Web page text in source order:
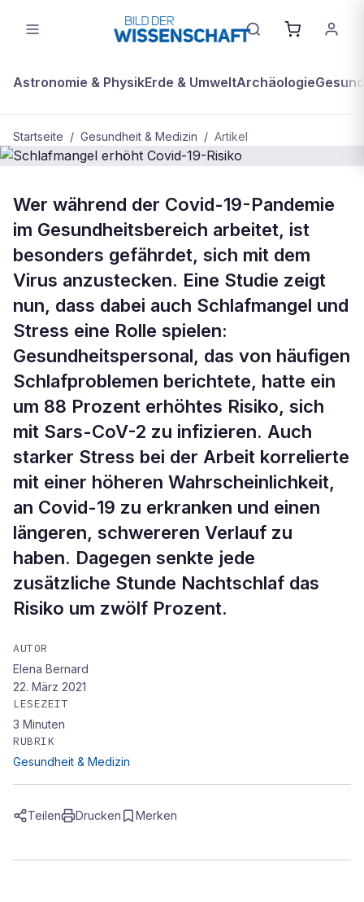
Astronomie & PhysikErde & UmweltArchäologie
Startseite / Gesundheit & Medizin / Artikel
Schlafmangel erhöht Covid-19-
Risiko
Wer während der Covid-19-Pandemie
im Gesundheitsbereich arbeitet, ist
besonders gefährdet, sich mit dem
Virus anzustecken. Eine Studie zeigt
nun, dass dabei auch Schlafmangel und
Stress eine Rolle spielen:
Gesundheitspersonal, das von häufigen
Schlafproblemen berichtete, hatte ein
um 88 Prozent erhöhtes Risiko, sich
mit Sars-CoV-2 zu infizieren. Auch
starker Stress bei der Arbeit korrelierte
mit einer höheren Wahrscheinlichkeit,
an Covid-19 zu erkranken und einen
längeren, schwereren Verlauf zu
haben. Dagegen senkte jede
zusätzliche Stunde Nachtschlaf das
Risiko um zwölf Prozent.
AUTOR
Elena Bernard
22. März 2021
LESEZEIT
3 Minuten
RUBRIK
Gesundheit & Medizin
Teilen Drucken Merken